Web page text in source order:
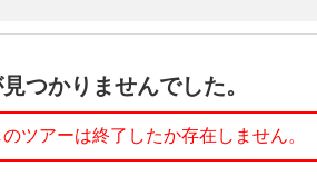
つかりませんでした。
ツアーは終了したか存在しません。